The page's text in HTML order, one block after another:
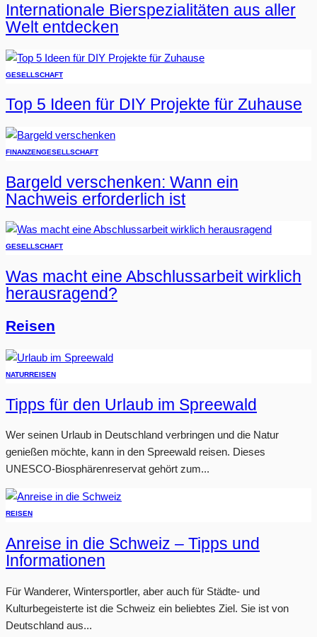
Internationale Bierspezialitäten aus aller
Welt entdecken
GESELLSCHAFT
Top 5 Ideen für DIY Projekte für Zuhause
FINANZENGESELLSCHAFT
Bargeld verschenken: Wann ein
Nachweis erforderlich ist
GESELLSCHAFT
Was macht eine Abschlussarbeit wirklich
herausragend?
Reisen
NATURREISEN
Tipps für den Urlaub im Spreewald
Wer seinen Urlaub in Deutschland verbringen und die Natur
genießen möchte, kann in den Spreewald reisen. Dieses
UNESCO-Biosphärenreservat gehört zum...
REISEN
Anreise in die Schweiz – Tipps und
Informationen
Für Wanderer, Wintersportler, aber auch für Städte- und
Kulturbegeisterte ist die Schweiz ein beliebtes Ziel. Sie ist von
Deutschland aus...